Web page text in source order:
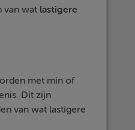
van wat lastigere
met min of
Dit zijn
van wat lastigere